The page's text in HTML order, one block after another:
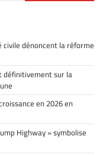
civile dénoncent la réforme
définitivement sur la
en 2026 en
Highway » symbolise